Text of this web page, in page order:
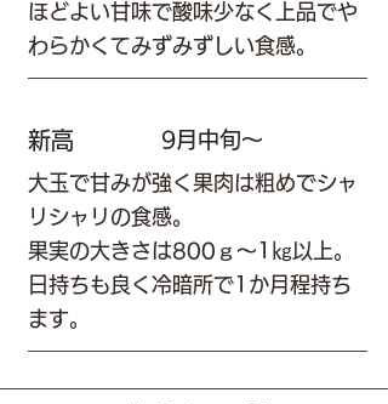
ほどよい甘味で酸味少なく上品でや
わらかくてみずみずしい食感。
新高 9月中旬～
大玉で甘みが強く果肉は粗めでシャ
リシャリの食感。
果実の大きさは800ｇ～1㎏以上。
日持ちも良く冷暗所で1か月程持ち
ます。